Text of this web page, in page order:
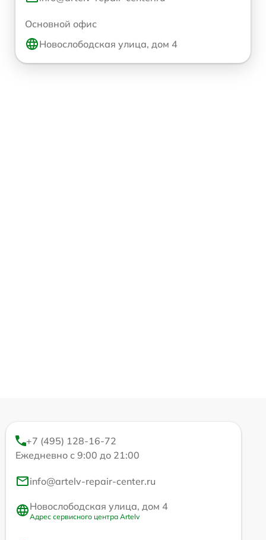
Основной офис
Новослободская улица, дом 4
+7 (495) 128-16-72
Ежедневно с 9:00 до 21:00
info@artelv-repair-center.ru
Новослободская улица, дом 4
Адрес сервисного центра Artelv